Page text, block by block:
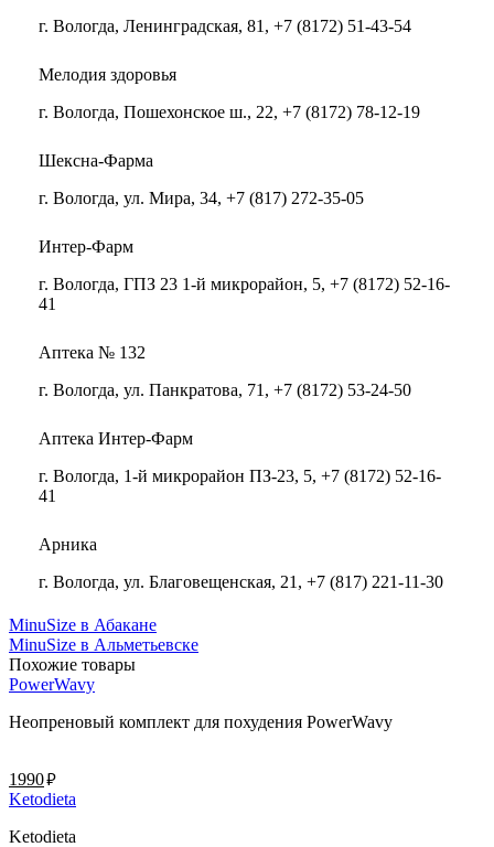
г. Вологда, Ленинградская, 81, +7 (8172) 51-43-54
Мелодия здоровья
г. Вологда, Пошехонское ш., 22, +7 (8172) 78-12-19
Шексна-Фарма
г. Вологда, ул. Мира, 34, +7 (817) 272-35-05
Интер-Фарм
г. Вологда, ГПЗ 23 1-й микрорайон, 5, +7 (8172) 52-16-
41
Аптека № 132
г. Вологда, ул. Панкратова, 71, +7 (8172) 53-24-50
Аптека Интер-Фарм
г. Вологда, 1-й микрорайон ПЗ-23, 5, +7 (8172) 52-16-
41
Арника
г. Вологда, ул. Благовещенская, 21, +7 (817) 221-11-30
MinuSize в Абакане
MinuSize в Альметьевске
Похожие товары
PowerWavy
Неопреновый комплект для похудения PowerWavy
1990руб.
Ketodieta
Ketodieta